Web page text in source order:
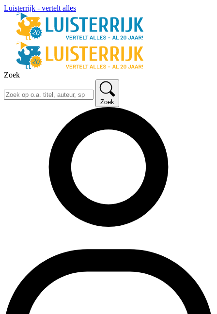
Luisterrijk - vertelt alles
Zoek
Zoek